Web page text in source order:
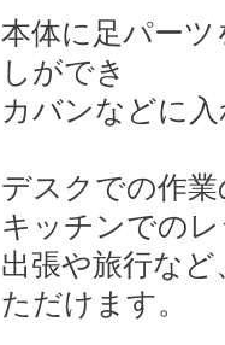
本体に足パー
しができ
カバンなどに
デスクでの作
キッチンでの
出張や旅行な
ただけます。